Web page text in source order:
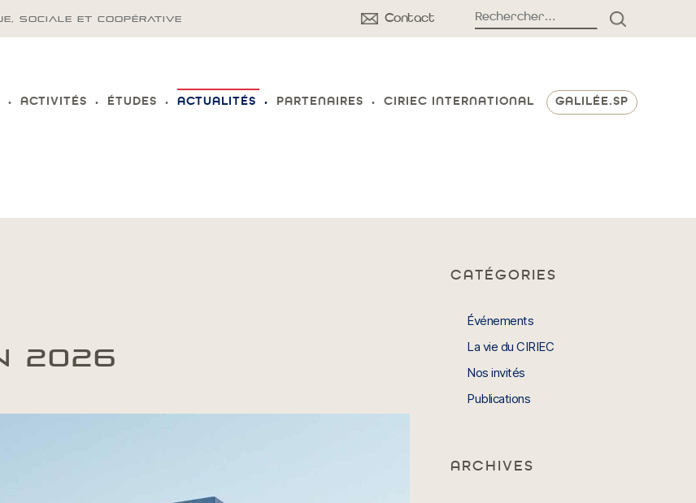
SOCIALE ET COOPÉRATIVE Contact Rechercher :
ACTIVITÉS ÉTUDES ACTUALITÉS PARTENAIRES CIRIEC INTERNATIONAL GALILÉE.SP
2026
CATÉGORIES
Événements
La vie du CIRIEC
Nos invités
Publications
ARCHIVES